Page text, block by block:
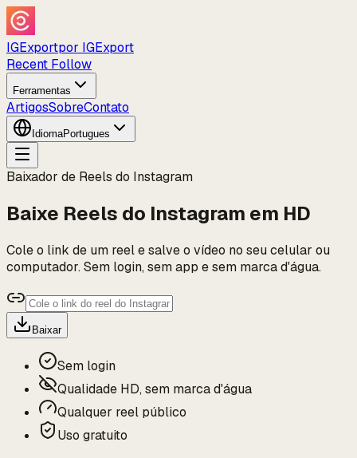
IGExportpor IGExport
Recent Follow
Ferramentas
ArtigosSobreContato
IdiomaPortugues
Baixador de Reels do Instagram
Baixe Reels do Instagram em HD
Cole o link de um reel e salve o vídeo no seu celular ou
computador. Sem login, sem app e sem marca d'água.
Baixar
Sem login
Qualidade HD, sem marca d'água
Qualquer reel público
Uso gratuito